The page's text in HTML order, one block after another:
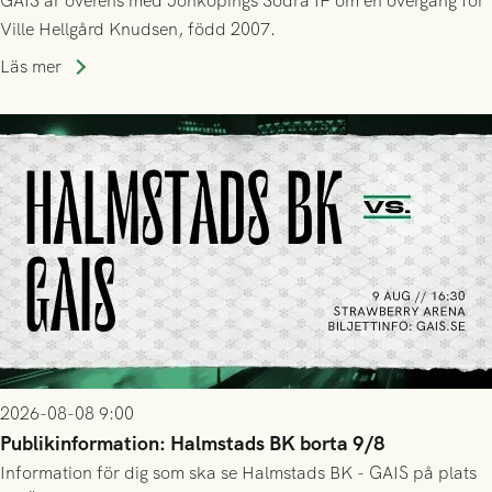
Ville Hellgård Knudsen, född 2007.
Läs mer
2026-08-08 9:00
Publikinformation: Halmstads BK borta 9/8
Information för dig som ska se Halmstads BK - GAIS på plats